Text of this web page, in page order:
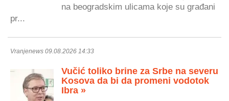
na beogradskim ulicama koje su građani
pr...
Vranjenews 09.08.2026 14:33
Vučić toliko brine za Srbe na severu
Kosova da bi da promeni vodotok
Ibra »